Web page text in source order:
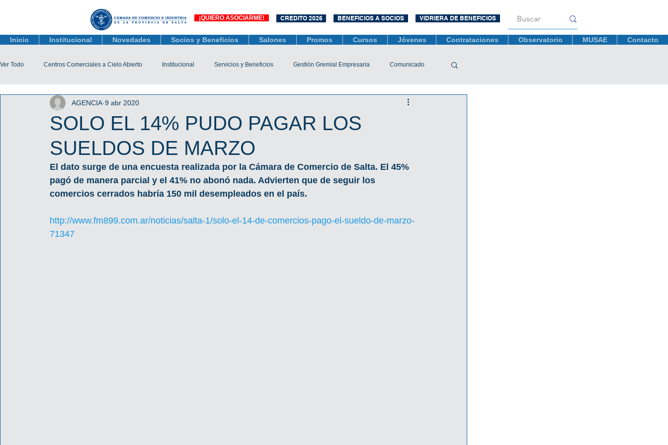
¡QUIERO ASOCIARME! CREDITO 2026 BENEFICIOS A SOCIOS VIDRIERA DE BENEFICIOS
Inicio Institucional Novedades Socios y Beneficios Salones Promos Cursos Jóvenes Contrataciones Observatorio MUSAE Contacto
Ver Todo Centros Comerciales a Cielo Abierto Institucional Servicios y Beneficios Gestión Gremial Empresaria Comunicado
Actualidad Comercial Capacitación y Eventos
Tienda Salta Salta Black Friday Jóvenes Mujeres Empresarias
Líneas de Crédito
SOLO EL 14% PUDO PAGAR LOS
SUELDOS DE MARZO
AGENCIA 9 abr 2020
El dato surge de una encuesta realizada por la Cámara de Comercio de Salta. El 45%
pagó de manera parcial y el 41% no abonó nada. Advierten que de seguir los
comercios cerrados habría 150 mil desempleados en el país.
http://www.fm899.com.ar/noticias/salta-1/solo-el-14-de-comercios-pago-el-sueldo-de-marzo-
71347